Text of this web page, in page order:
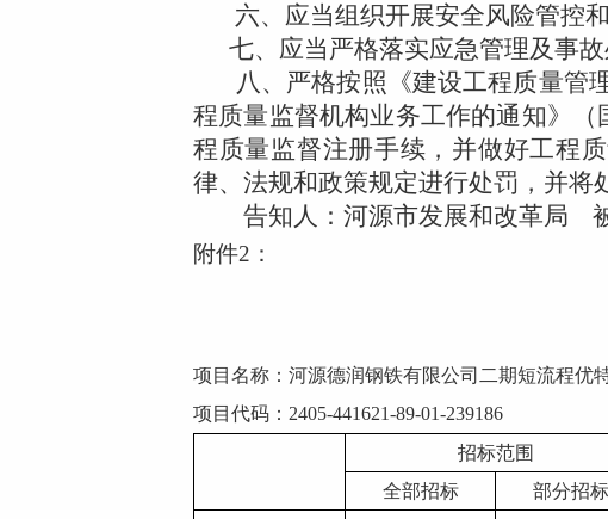
六、应当组织开展安全风险管控
七、应当严格落实应急管理及事
八、严格按照《建设工程质量管
程质量监督机构业务工作的通知》（
程质量监督注册手续，并做好工程
律、法规和政策规定进行处罚，并将
告知人：河源市发展和改革局
附件2：
项目名称： 河源德润钢铁有限公司二期短流程优
项目代码： 2405-441621-89-01-239186
招标范围
全部招标
部分招标